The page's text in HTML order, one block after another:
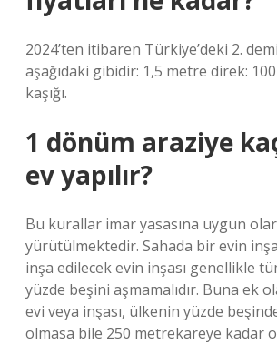
2024’ten itibaren Türkiye’deki 2.
aşağıdaki gibidir: 1,5 metre direk:
kaşığı.
1 dönüm araziye
ev yapılır?
Bu kurallar imar yasasına uygun
yürütülmektedir. Sahada bir evin
inşa edilecek evin inşası genellikle
yüzde beşini aşmamalıdır. Buna ek
evi veya inşası, ülkenin yüzde
olmasa bile 250 metrekareye kadar